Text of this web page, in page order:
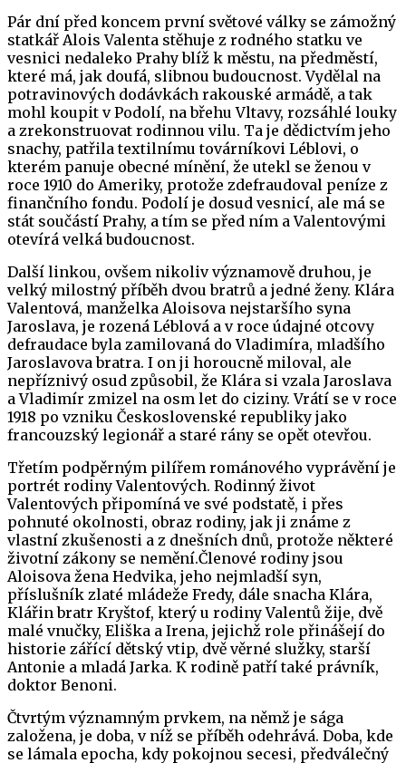
Pár dní před koncem první světové války se zámožný
statkář Alois Valenta stěhuje z rodného statku ve
vesnici nedaleko Prahy blíž k městu, na předměstí,
které má, jak doufá, slibnou budoucnost. Vydělal na
potravinových dodávkách rakouské armádě, a tak
mohl koupit v Podolí, na břehu Vltavy, rozsáhlé louky
a zrekonstruovat rodinnou vilu. Ta je dědictvím jeho
snachy, patřila textilnímu továrníkovi Léblovi, o
kterém panuje obecné mínění, že utekl se ženou v
roce 1910 do Ameriky, protože zdefraudoval peníze z
finančního fondu. Podolí je dosud vesnicí, ale má se
stát součástí Prahy, a tím se před ním a Valentovými
otevírá velká budoucnost.
Další linkou, ovšem nikoliv významově druhou, je
velký milostný příběh dvou bratrů a jedné ženy. Klára
Valentová, manželka Aloisova nejstaršího syna
Jaroslava, je rozená Léblová a v roce údajné otcovy
defraudace byla zamilovaná do Vladimíra, mladšího
Jaroslavova bratra. I on ji horoucně miloval, ale
nepříznivý osud způsobil, že Klára si vzala Jaroslava
a Vladimír zmizel na osm let do ciziny. Vrátí se v roce
1918 po vzniku Československé republiky jako
francouzský legionář a staré rány se opět otevřou.
Třetím podpěrným pilířem románového vyprávění je
portrét rodiny Valentových. Rodinný život
Valentových připomíná ve své podstatě, i přes
pohnuté okolnosti, obraz rodiny, jak ji známe z
vlastní zkušenosti a z dnešních dnů, protože některé
životní zákony se nemění.Členové rodiny jsou
Aloisova žena Hedvika, jeho nejmladší syn,
příslušník zlaté mládeže Fredy, dále snacha Klára,
Klářin bratr Kryštof, který u rodiny Valentů žije, dvě
malé vnučky, Eliška a Irena, jejichž role přinášejí do
historie zářící dětský vtip, dvě věrné služky, starší
Antonie a mladá Jarka. K rodině patří také právník,
doktor Benoni.
Čtvrtým významným prvkem, na němž je sága
založena, je doba, v níž se příběh odehrává. Doba, kde
se lámala epocha, kdy pokojnou secesi, předválečný